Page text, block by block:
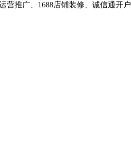
营推广、1688店铺装修、诚信通开户